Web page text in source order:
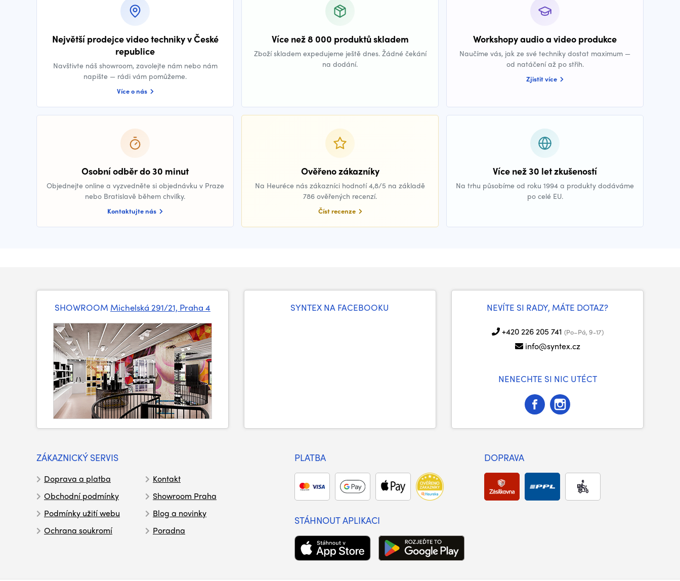
Největší prodejce video techniky v České
republice
Navštivte náš showroom, zavolejte nám nebo nám
napište — rádi vám pomůžeme.
Více o nás
Více než 8 000 produktů skladem
Zboží skladem expedujeme ještě dnes. Žádné čekání
na dodání.
Workshopy audio a video produkce
Naučíme vás, jak ze své techniky dostat maximum —
od natáčení až po střih.
Zjistit více
Osobní odběr do 30 minut
Objednejte online a vyzvedněte si objednávku v Praze
nebo Bratislavě během chvilky.
Kontaktujte nás
Ověřeno zákazníky
Na Heuréce nás zákazníci hodnotí 4,8/5 na základě
786 ověřených recenzí.
Číst recenze
Více než 30 let zkušeností
Na trhu působíme od roku 1994 a produkty dodáváme
po celé EU.
SHOWROOM Michelská 291/21, Praha 4 SYNTEX NA FACEBOOKU NEVÍTE SI RADY, MÁTE DOTAZ?
+420 226 205 741 (Po–Pá, 9-17)
info@syntex.cz
NENECHTE SI NIC UTÉCT
ZÁKAZNICKÝ SERVIS
Doprava a platba
Obchodní podmínky
Podmínky užití webu
Ochrana soukromí
Kontakt
Showroom Praha
Blog a novinky
Poradna
PLATBA DOPRAVA
STÁHNOUT APLIKACI